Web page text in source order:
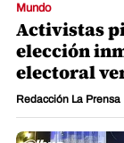
Mundo
Activistas
elección
electoral
Redacción La Prensa